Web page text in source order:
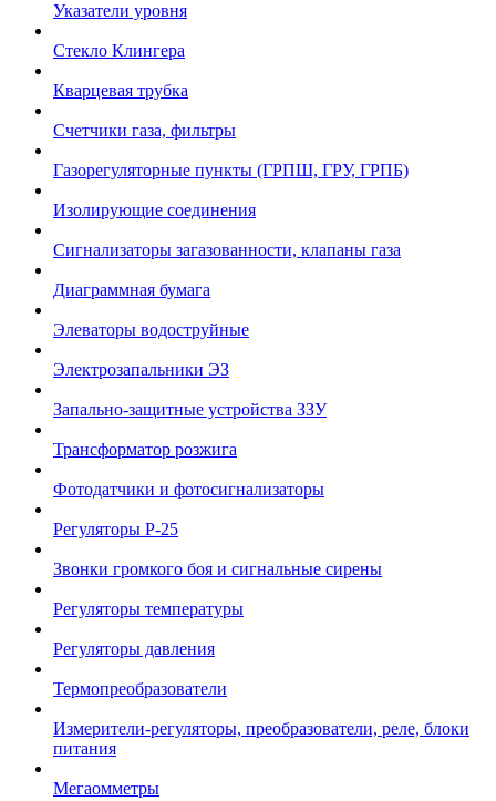
Указатели уровня
Стекло Клингера
Кварцевая трубка
Счетчики газа, фильтры
Газорегуляторные пункты (ГРПШ, ГРУ, ГРПБ)
Изолирующие соединения
Сигнализаторы загазованности, клапаны газа
Диаграммная бумага
Элеваторы водоструйные
Электрозапальники ЭЗ
Запально-защитные устройства ЗЗУ
Трансформатор розжига
Фотодатчики и фотосигнализаторы
Регуляторы Р-25
Звонки громкого боя и сигнальные сирены
Регуляторы температуры
Регуляторы давления
Термопреобразователи
Измерители-регуляторы, преобразователи, реле, блоки
питания
Мегаомметры